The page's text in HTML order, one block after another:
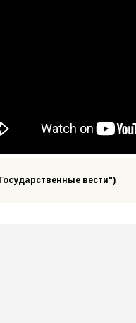
вести")